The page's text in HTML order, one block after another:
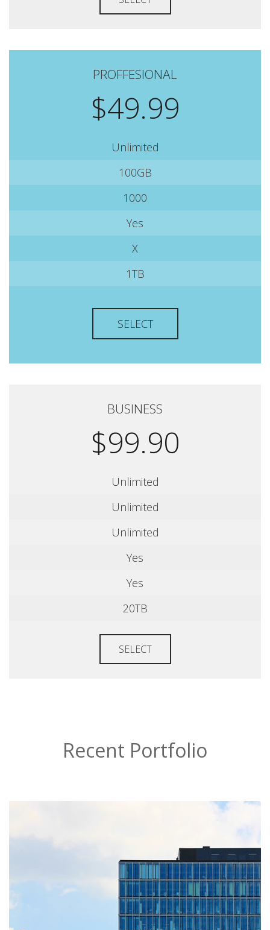
PROFFESIONAL
$49.99
Unlimited
100GB
1000
Yes
X
1TB
SELECT
BUSINESS
$99.90
Unlimited
Unlimited
Unlimited
Yes
Yes
20TB
SELECT
Recent Portfolio